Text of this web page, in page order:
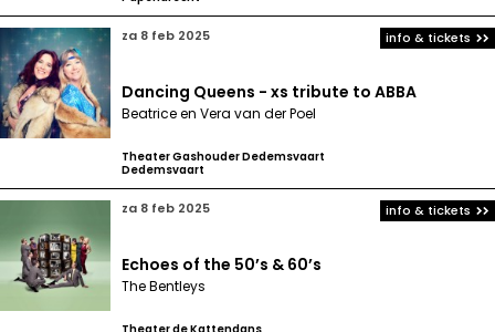
za 8 feb 2025
Dancing Queens - xs tribute to ABBA
Beatrice en Vera van der Poel
Theater Gashouder Dedemsvaart
Dedemsvaart
info & tickets
za 8 feb 2025
Echoes of the 50’s & 60’s
The Bentleys
info & tickets